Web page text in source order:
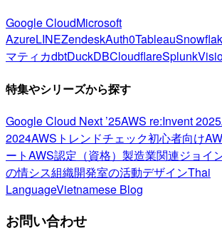
Google CloudMicrosoft
AzureLINEZendeskAuth0Tableau
マティカdbtDuckDBCloudflareSplunk
特集やシリーズから探す
Google Cloud Next ’25AWS re:Invent 2025
2024AWSトレンドチェック初心者向け
ートAWS認定（資格） 製造業関連ジョイ
の情シス組織開発室の活動デザインThai
LanguageVietnamese Blog
お問い合わせ